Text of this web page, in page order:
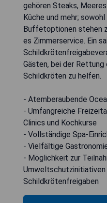
gehören Steaks,
Küche und mehr;
Buffetoptionen stehen
es Zimmerservice. Ein
Gästen, bei der Rettung
Schildkröten zu helfen.
- Atemberaubende
- Umfangreiche
Clinics und Kochkurse
- Vollständige Spa-
- Vielfältige
- Möglichkeit zur
Umweltschutzinitiativen
Schildkrötenfreigaben